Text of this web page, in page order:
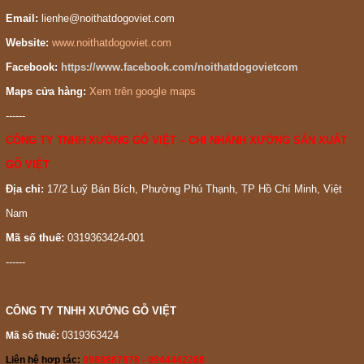
Nội Thất Đồ Gỗ Việt: Đối Tác Tin Cậy Cho Mọi Công Trình Nội
Thất
Email: lienhe@noithatdogoviet.com
Website: www.noithatdogoviet.com
Facebook: https://www.facebook.com/noithatdogovietcom
Maps cửa hàng: Xem trên google maps
------
CÔNG TY TNHH XƯỞNG GỖ VIỆT – CHI NHÁNH XƯỞNG SẢN XUẤT
GỖ VIỆT
Địa chỉ: 17/2 Luỹ Bán Bích, Phường Phú Thạnh, TP Hồ Chí Minh, Việt
Nam
Mã số thuế: 0319363424-001
------
CÔNG TY TNHH XƯỞNG GỖ VIỆT
Mã số thuế: 0319363424
Liên hệ hợp tác: 0988887878 - 0944442288